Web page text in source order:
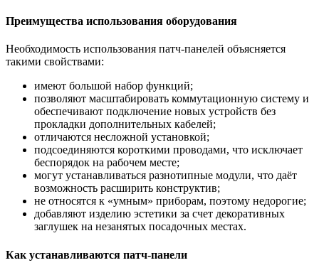
Преимущества использования оборудования
Необходимость использования патч-панелей объясняется
такими свойствами:
имеют большой набор функций;
позволяют масштабировать коммутационную систему и
обеспечивают подключение новых устройств без
прокладки дополнительных кабелей;
отличаются несложной установкой;
подсоединяются короткими проводами, что исключает
беспорядок на рабочем месте;
могут устанавливаться разнотипные модули, что даёт
возможность расширить конструктив;
не относятся к «умным» приборам, поэтому недорогие;
добавляют изделию эстетики за счет декоративных
заглушек на незанятых посадочных местах.
Как устанавливаются патч-панели